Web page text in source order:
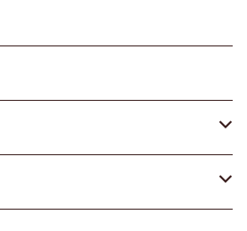
ル